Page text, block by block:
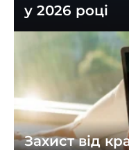
у 2026 році
Захист від